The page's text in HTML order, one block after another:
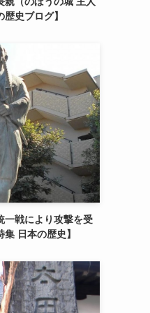
史ブログ】
一戦により攻撃を受
日本の歴史】